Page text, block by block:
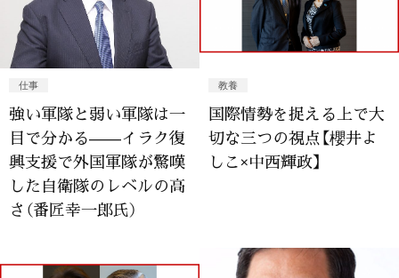
仕事
強い軍隊と弱い軍隊は一
目で分かる——イラク復
興支援で外国軍隊が驚嘆
した自衛隊のレベルの高
さ（番匠幸一郎氏）
教養
国際情勢を捉える上で大
切な三つの視点【櫻井よ
しこ×中西輝政】